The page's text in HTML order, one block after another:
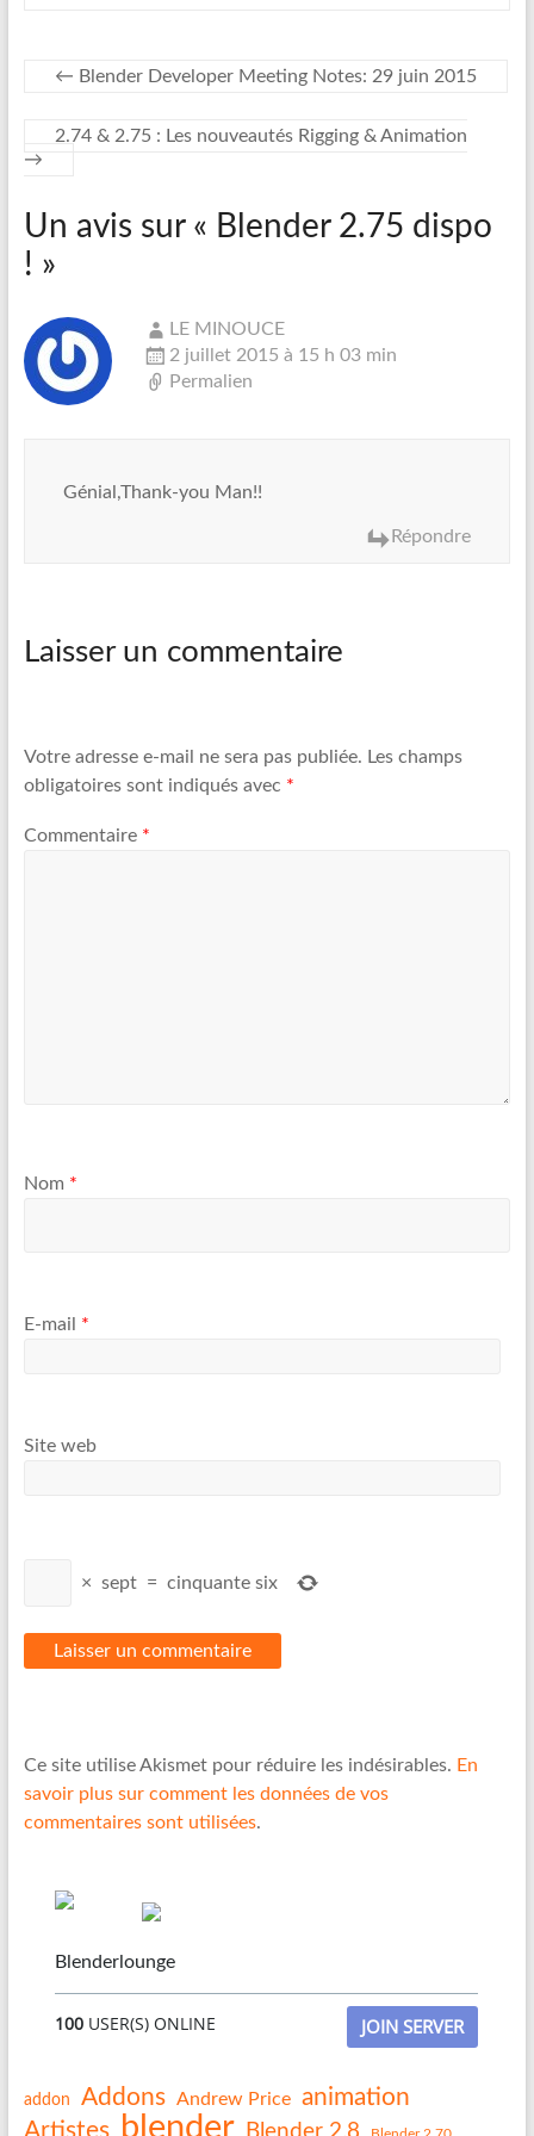
← Blender Developer Meeting Notes: 29 juin 2015
2.74 & 2.75 : Les nouveautés Rigging & Animation
→
Un avis sur « Blender 2.75 dispo
! »
LE MINOUCE
2 juillet 2015 à 15 h 03 min
Permalien
Génial,Thank-you Man!!
Répondre
Laisser un commentaire
Votre adresse e-mail ne sera pas publiée. Les champs
obligatoires sont indiqués avec *
Commentaire *
Nom *
E-mail *
Site web
× sept = cinquante six
Ce site utilise Akismet pour réduire les indésirables. En
savoir plus sur comment les données de vos
commentaires sont utilisées.
Blenderlounge
100 USER(S) ONLINE JOIN SERVER
addon Addons Andrew Price animation
Artistes
blender Blender 2.8 Blender 2.70